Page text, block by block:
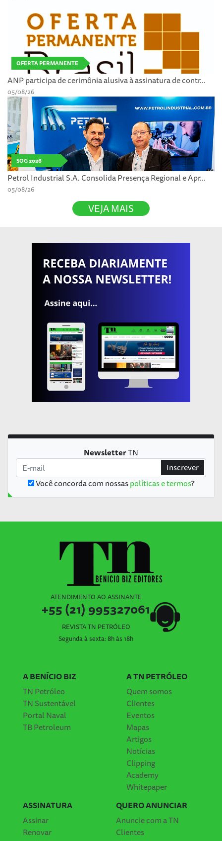
OFERTA PERMANENTE
ANP participa de cerimônia alusiva à assinatura de contr...
05/08/26
SOG 2026
Petrol Industrial S.A. Consolida Presença Regional e Apr...
05/08/26
VEJA MAIS
NewsletterTN
Você concorda com nossaspolíticas e termos?
Inscrever
ATENDIMENTO AO ASSINANTE
+55 (21) 995327061
REVISTA TN PETRÓLEO
Segunda à sexta: 8h às 18h
A BENÍCIO BIZ
TN Petróleo
TN Sustentável
Portal Naval
TB Petroleum
A TN PETRÓLEO
Quem somos
Clientes
Eventos
Mapas
Artigos
Notícias
Clipping
Academy
Whitepaper
ASSINATURA
Assinar
Renovar
QUERO ANUNCIAR
Anuncie com a TN
Clientes